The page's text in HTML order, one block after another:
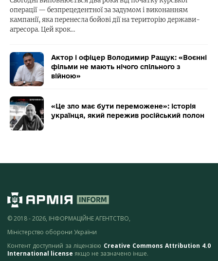
операції — безпрецедентної за задумом і виконанням
кампанії, яка перенесла бойові дії на територію держави-
агресора. Цей крок…
Актор і офіцер Володимир Ращук: «Воєнні
фільми не мають нічого спільного з
війною»
«Це зло має бути переможене»: історія
українця, який пережив російський полон
© 2018 - 2026, ІНФОРМАЦІЙНЕ АГЕНТСТВО,
Міністерство оборони України
Контент доступний за ліцензією Creative Commons Attribution 4.0
International license якщо не зазначено інше.